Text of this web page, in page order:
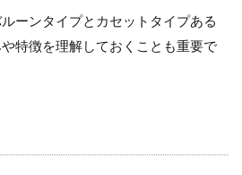
ーンタイプとカセットタイプある
特徴を理解しておくことも重要で